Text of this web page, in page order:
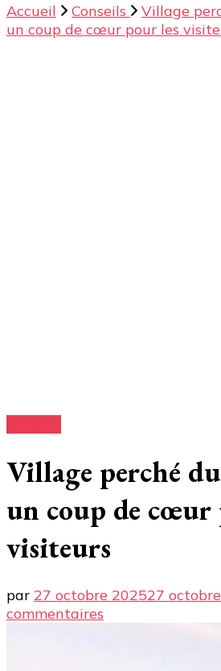
Accueil Conseils
Village
un coup de cœur pour les
Village perché
un coup de cœur
visiteurs
par 27 octobre 202527
commentaires